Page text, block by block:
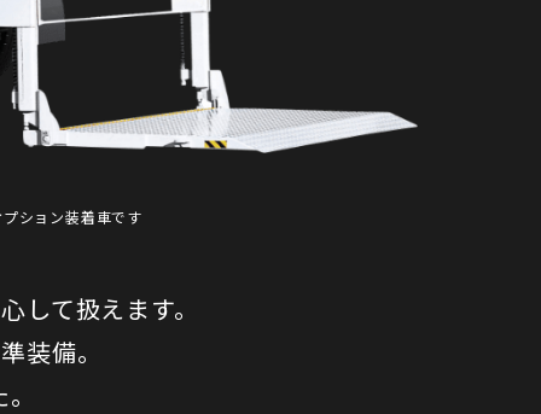
ション装着車です
て扱えます。
装備。